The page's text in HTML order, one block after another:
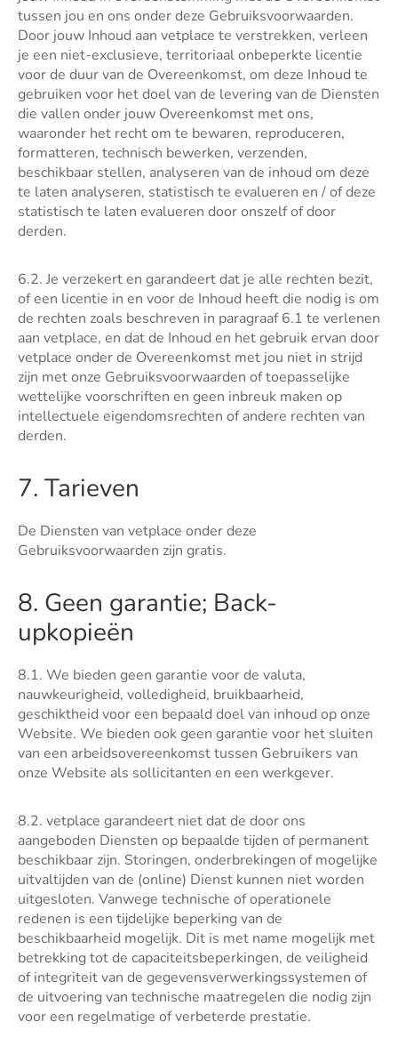
tussen jou en ons onder deze Gebruiksvoorwaarden.
Door jouw Inhoud aan vetplace te verstrekken, verleen
je een niet-exclusieve, territoriaal onbeperkte licentie
voor de duur van de Overeenkomst, om deze Inhoud te
gebruiken voor het doel van de levering van de Diensten
die vallen onder jouw Overeenkomst met ons,
waaronder het recht om te bewaren, reproduceren,
formatteren, technisch bewerken, verzenden,
beschikbaar stellen, analyseren van de inhoud om deze
te laten analyseren, statistisch te evalueren en / of deze
statistisch te laten evalueren door onszelf of door
derden.
6.2. Je verzekert en garandeert dat je alle rechten bezit,
of een licentie in en voor de Inhoud heeft die nodig is om
de rechten zoals beschreven in paragraaf 6.1 te verlenen
aan vetplace, en dat de Inhoud en het gebruik ervan door
vetplace onder de Overeenkomst met jou niet in strijd
zijn met onze Gebruiksvoorwaarden of toepasselijke
wettelijke voorschriften en geen inbreuk maken op
intellectuele eigendomsrechten of andere rechten van
derden.
7. Tarieven
De Diensten van vetplace onder deze
Gebruiksvoorwaarden zijn gratis.
8. Geen garantie; Back-
upkopieën
8.1. We bieden geen garantie voor de valuta,
nauwkeurigheid, volledigheid, bruikbaarheid,
geschiktheid voor een bepaald doel van inhoud op onze
Website. We bieden ook geen garantie voor het sluiten
van een arbeidsovereenkomst tussen Gebruikers van
onze Website als sollicitanten en een werkgever.
8.2. vetplace garandeert niet dat de door ons
aangeboden Diensten op bepaalde tijden of permanent
beschikbaar zijn. Storingen, onderbrekingen of mogelijke
uitvaltijden van de (online) Dienst kunnen niet worden
uitgesloten. Vanwege technische of operationele
redenen is een tijdelijke beperking van de
beschikbaarheid mogelijk. Dit is met name mogelijk met
betrekking tot de capaciteitsbeperkingen, de veiligheid
of integriteit van de gegevensverwerkingssystemen of
de uitvoering van technische maatregelen die nodig zijn
voor een regelmatige of verbeterde prestatie.